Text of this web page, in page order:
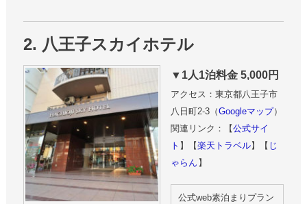
2. 八王子スカイホテル
▼1人1泊料金 5,000円
アクセス：東京都八王子市
八日町2-3（Googleマップ）
関連リンク：【公式サイ
ト 】【楽天トラベル】【 じ
ゃらん 】
公式web素泊まりプラン